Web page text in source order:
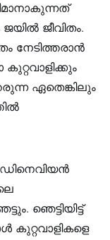
ജീവിതം.
നേടിത്തരാന്‍
ഏതെങ്കിലും
ഞെട്ടിയിട്ട്
കുറ്റവാളികളെ